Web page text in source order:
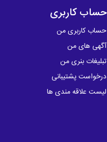
حساب کاربری
حساب کاربری من
آگهی های من
تبلیغات بنری من
درخواست پشتیبانی
لیست علاقه مندی ها